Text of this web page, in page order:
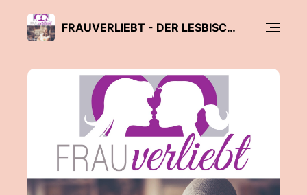
FRAUVERLIEBT - DER LESBISCHE PODCAST MIT LINA KAISER